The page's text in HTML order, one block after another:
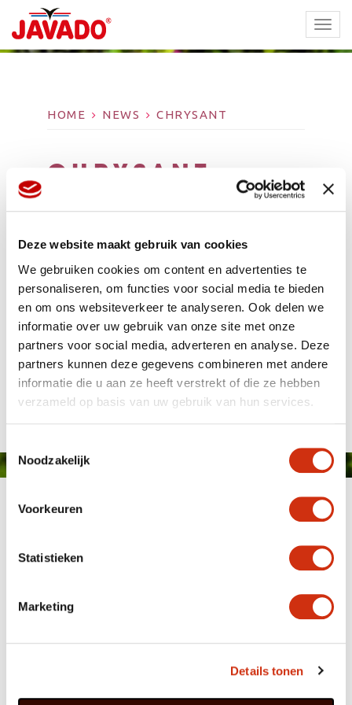
Deze website maakt gebruik van cookies
We gebruiken cookies om content en advertenties te
personaliseren, om functies voor social media te bieden
en om ons websiteverkeer te analyseren. Ook delen we
informatie over uw gebruik van onze site met onze
partners voor social media, adverteren en analyse. Deze
partners kunnen deze gegevens combineren met andere
informatie die u aan ze heeft verstrekt of die ze hebben
verzameld op basis van uw gebruik van hun services.
Noodzakelijk
Voorkeuren
Statistieken
Marketing
Details tonen
HOME NEWS CHRYSANT
CHRYSANT
Gepubliceerd op: 24 mei 2018
MEMBER OF GROUP